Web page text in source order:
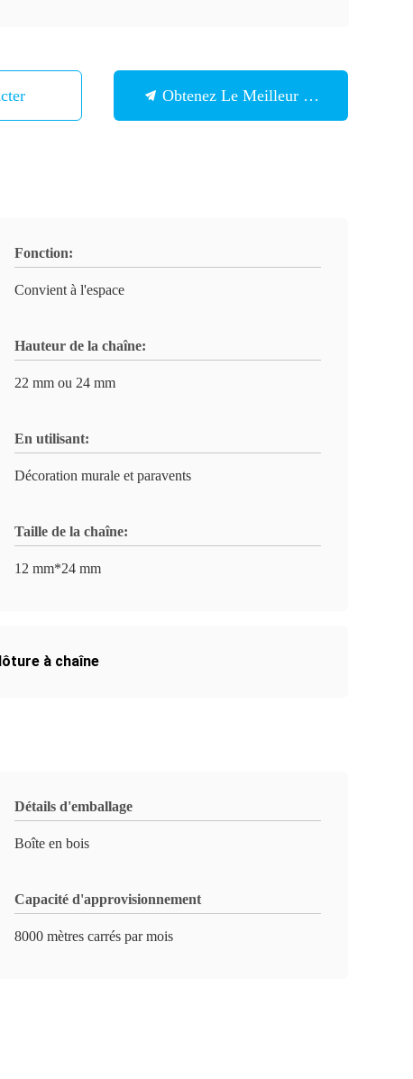
Obtenez Le Meilleur Prix
Fonction:
Convient à l'espace
Hauteur de la chaîne:
22 mm ou 24 mm
En utilisant:
Décoration murale et paravents
Taille de la chaîne:
12 mm*24 mm
à chaîne
Détails d'emballage
Boîte en bois
Capacité d'approvisionnement
8000 mètres carrés par mois